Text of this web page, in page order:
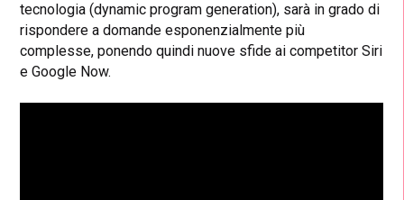
tecnologia (dynamic program generation), sarà in grado di
rispondere a domande esponenzialmente più
complesse, ponendo quindi nuove sfide ai competitor Siri
e Google Now.